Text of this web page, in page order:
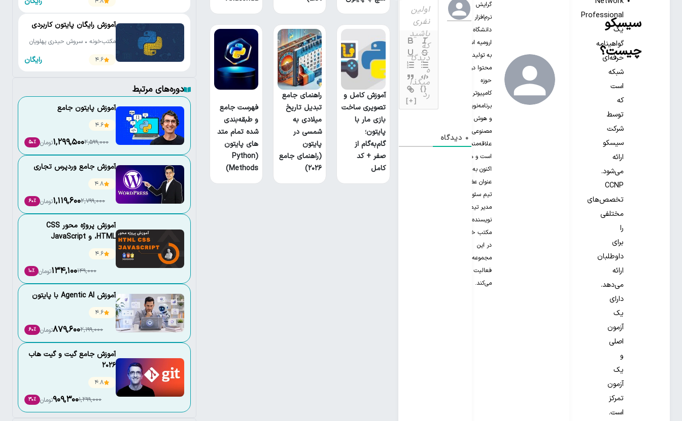
سیسکو
چیست؟
Professional
یک
گواهینامه
حرفه‌ای
شبکه
است
که
توسط
شرکت
سیسکو
ارائه
می‌شود.
CCNP
تخصص‌های
مختلفی
را
برای
داوطلبان
ارائه
می‌دهد.
دارای
یک
آزمون
اصلی
و
یک
آزمون
تمرکز
است.
گرایش
نرم‌افزار از
دانشگاه
ارومیه است.
به تولید
محتوا در
حوزه
کامپیوتر،
برنامه‌نویسی
و هوش
مصنوعی
علاقه‌مند‌
است و هم
اکنون به
عنوان عضو
تیم سئو و
مدیر تیم
نویسنده‌های
مکتب خونه
در این
مجموعه
فعالیت
می‌کند.
{}
[+]
0 دیدگاه
آموزش کامل و
تصویری ساخت
بازی مار با
پایتون؛
گام‌به‌گام از
صفر + کد
کامل
راهنمای جامع
تبدیل تاریخ
میلادی به
شمسی در
پایتون
(راهنمای جامع
۲۰۲۶)
فهرست جامع
و طبقه‌بندی
شده تمام متد
های پایتون
(Python
Methods)
آموزش رایگان پایتون کاربردی
مکتب‌خونه • سروش حیدری پهلویان
4.6
رایگان
دوره‌های مرتبط
آموزش پایتون جامع
4.6
2,599,000
1,299,500تومان 50٪
آموزش جامع وردپرس تجاری
4.8
2,799,000
1,119,600تومان 60٪
آموزش پروژه محور CSS
،HTML و JavaScript
4.6
149,000
134,100تومان 10٪
آموزش Agentic AI با پایتون
4.6
2,199,000
879,600تومان 60٪
آموزش جامع گیت و گیت هاب
2026
4.8
1,299,000
909,300تومان 30٪